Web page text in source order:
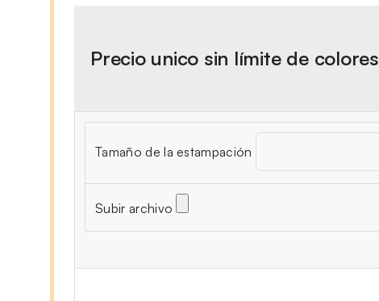
Precio unico sin límite de colores
Tamaño de la estampación
Subir archivo